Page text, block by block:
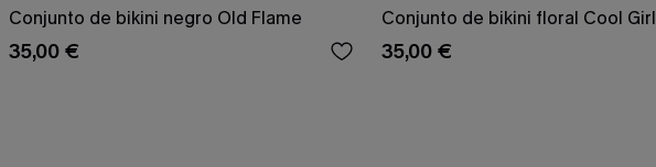
Conjunto de bikini negro Old Flame
35,00 €
Conjunto de bikini floral Cool Girl
35,00 €